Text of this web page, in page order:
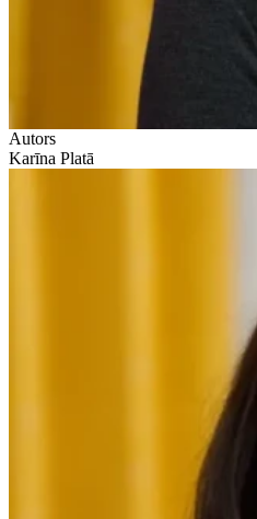
Autors
Karīna Platā